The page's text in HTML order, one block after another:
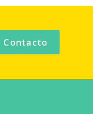
Contacto